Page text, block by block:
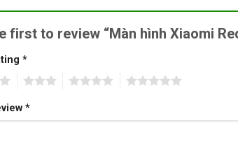
first to review “Màn hình Xiaomi
*
*